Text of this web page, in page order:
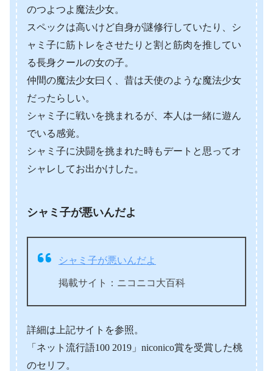
のつよつよ魔法少女。
スペックは高いけど自身が謎修行していたり、シ
ャミ子に筋トレをさせたりと割と筋肉を推してい
る長身クールの女の子。
仲間の魔法少女曰く、昔は天使のような魔法少女
だったらしい。
シャミ子に戦いを挑まれるが、本人は一緒に遊ん
でいる感覚。
シャミ子に決闘を挑まれた時もデートと思ってオ
シャレしてお出かけした。
シャミ子が悪いんだよ
シャミ子が悪いんだよ
掲載サイト：ニコニコ大百科
詳細は上記サイトを参照。
「ネット流行語100 2019」niconico賞を受賞した桃
のセリフ。